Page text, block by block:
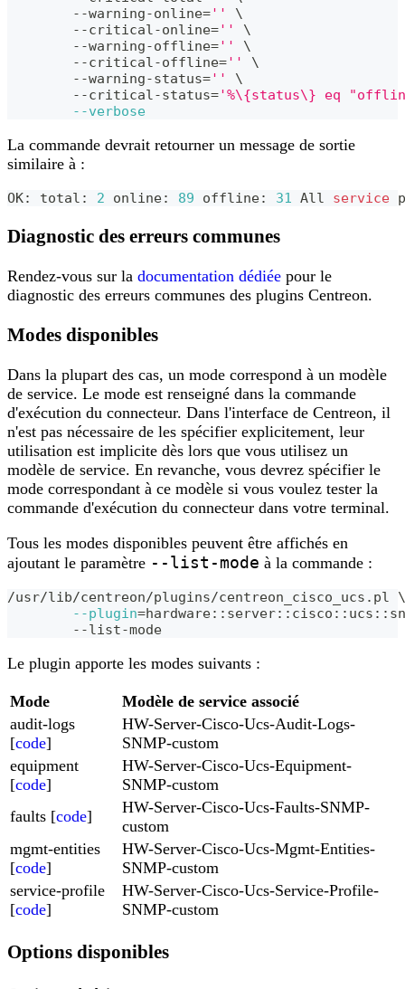
	--warning-online
=''
\
	--critical-online
=''
\
	--warning-offline
=''
\
	--critical-offline
=''
\
	--warning-status
=''
\
	--critical-status
='%\{status\} eq
--verbose
La commande devrait retourner un message de sortie
similaire à :
OK: total: 2 online: 89 offline: 31 All service
Diagnostic des erreurs communes
Rendez-vous sur la documentation dédiée pour le
diagnostic des erreurs communes des plugins Centreon.
Modes disponibles
Dans la plupart des cas, un mode correspond à un modèle
de service. Le mode est renseigné dans la commande
d'exécution du connecteur. Dans l'interface de Centreon, il
n'est pas nécessaire de les spécifier explicitement, leur
utilisation est implicite dès lors que vous utilisez un
modèle de service. En revanche, vous devrez spécifier le
mode correspondant à ce modèle si vous voulez tester la
commande d'exécution du connecteur dans votre terminal.
Tous les modes disponibles peuvent être affichés en
ajoutant le paramètre --list-mode à la commande :
/usr/lib/centreon/plugins/centreon_cisco_ucs.pl \
--plugin=
	--list-mode
Le plugin apporte les modes suivants :
Mode
Modèle de service associé
audit-logs
[code]
HW-Server-Cisco-Ucs-Audit-Logs-
SNMP-custom
equipment
[code]
HW-Server-Cisco-Ucs-Equipment-
SNMP-custom
faults [code]
HW-Server-Cisco-Ucs-Faults-SNMP-
custom
mgmt-entities
[code]
HW-Server-Cisco-Ucs-Mgmt-Entities-
SNMP-custom
service-profile
[code]
HW-Server-Cisco-Ucs-Service-Profile-
SNMP-custom
Options disponibles